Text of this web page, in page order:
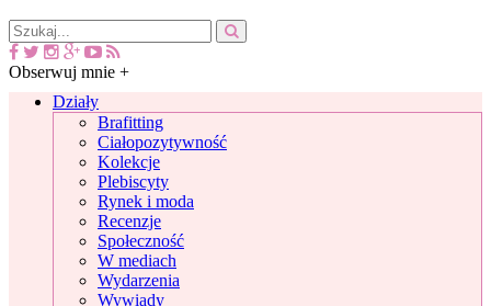
Obserwuj mnie +
Działy
Brafitting
Ciałopozytywność
Kolekcje
Plebiscyty
Rynek i moda
Recenzje
Społeczność
W mediach
Wydarzenia
Wywiady